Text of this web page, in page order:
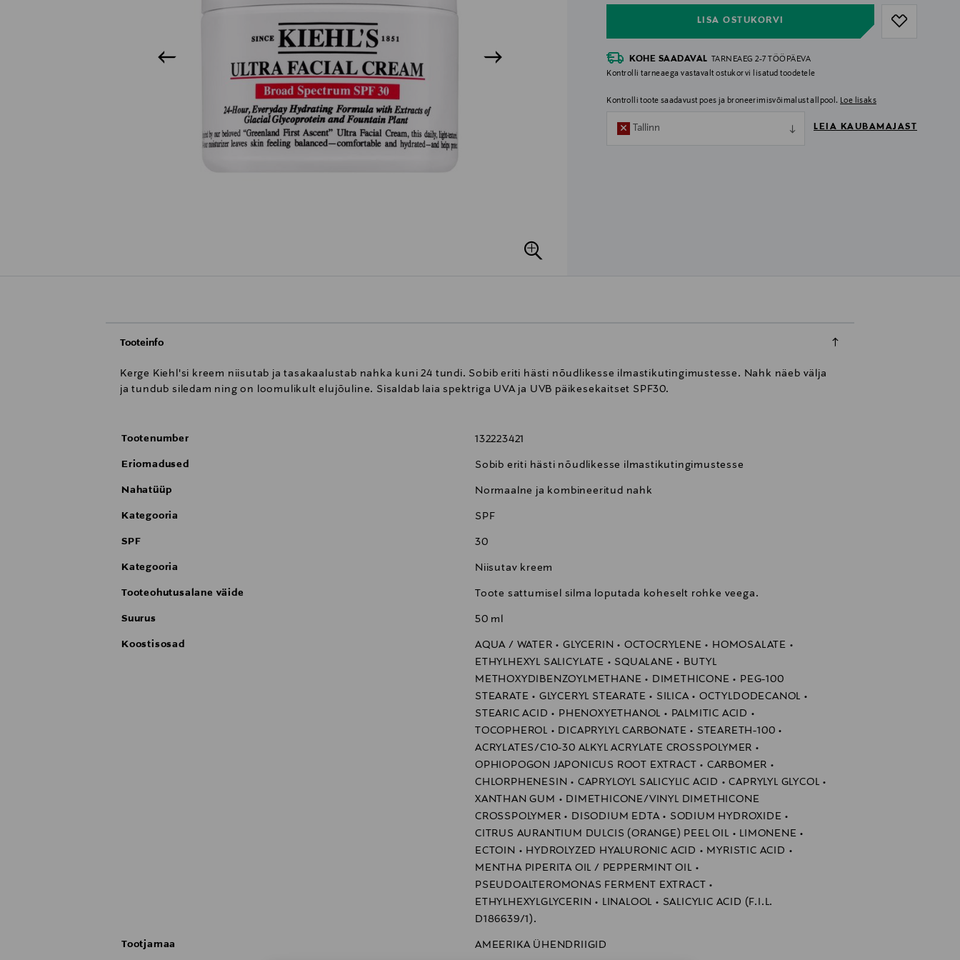
LISA OSTUKORVI
KOHE SAADAVAL TARNEAEG 2-7 TÖÖPÄEVA
Kontrolli tarneaega vastavalt ostukorvi lisatud toodetele
Kontrolli toote saadavust poes ja broneerimisvõimalust allpool. Loe lisaks
Tallinn LEIA KAUBAMAJAST
Tooteinfo
Kerge Kiehl'si kreem niisutab ja tasakaalustab nahka kuni 24 tundi. Sobib eriti hästi nõudlikesse ilmastikutingimustesse. Nahk näeb välja
ja tundub siledam ning on loomulikult elujõuline. Sisaldab laia spektriga UVA ja UVB päikesekaitset SPF30.
Tootenumber 132223421
Eriomadused Sobib eriti hästi nõudlikesse ilmastikutingimustesse
Nahatüüp Normaalne ja kombineeritud nahk
Kategooria SPF
SPF 30
Kategooria Niisutav kreem
Tooteohutusalane väide Toote sattumisel silma loputada koheselt rohke veega.
Suurus 50 ml
Koostisosad
AQUA / WATER • GLYCERIN • OCTOCRYLENE • HOMOSALATE •
ETHYLHEXYL SALICYLATE • SQUALANE • BUTYL
METHOXYDIBENZOYLMETHANE • DIMETHICONE • PEG-100
STEARATE • GLYCERYL STEARATE • SILICA • OCTYLDODECANOL •
STEARIC ACID • PHENOXYETHANOL • PALMITIC ACID •
TOCOPHEROL • DICAPRYLYL CARBONATE • STEARETH-100 •
ACRYLATES/C10-30 ALKYL ACRYLATE CROSSPOLYMER •
OPHIOPOGON JAPONICUS ROOT EXTRACT • CARBOMER •
CHLORPHENESIN • CAPRYLOYL SALICYLIC ACID • CAPRYLYL GLYCOL •
XANTHAN GUM • DIMETHICONE/VINYL DIMETHICONE
CROSSPOLYMER • DISODIUM EDTA • SODIUM HYDROXIDE •
CITRUS AURANTIUM DULCIS (ORANGE) PEEL OIL • LIMONENE •
ECTOIN • HYDROLYZED HYALURONIC ACID • MYRISTIC ACID •
MENTHA PIPERITA OIL / PEPPERMINT OIL •
PSEUDOALTEROMONAS FERMENT EXTRACT •
ETHYLHEXYLGLYCERIN • LINALOOL • SALICYLIC ACID (F.I.L.
D186639/1).
Tootjamaa AMEERIKA ÜHENDRIIGID